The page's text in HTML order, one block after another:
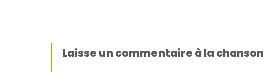
Laisse un commentaire à la chanson